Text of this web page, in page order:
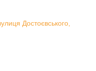
Достоєвського,